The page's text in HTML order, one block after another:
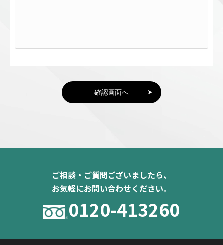
確認画面へ
ご相談・ご質問ございましたら、
お気軽にお問い合わせください。
0120-413260